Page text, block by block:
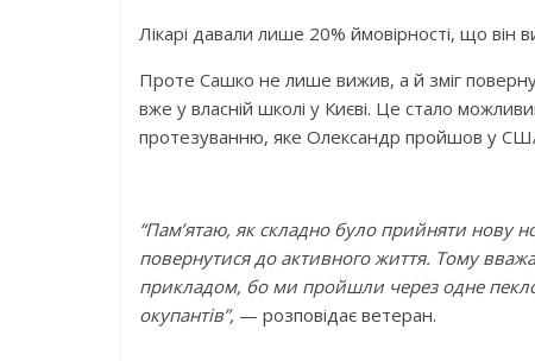
Лікарі давали лише 20% ймовірності, що він
Проте Сашко не лише вижив, а й зміг
вже у власній школі у Києві. Це стало
протезуванню, яке Олександр пройшов у
“Пам’ятаю, як складно було прийняти нову
повернутися до активного життя. Тому
прикладом, бо ми пройшли через одне пекло
окупантів”, — розповідає ветеран.